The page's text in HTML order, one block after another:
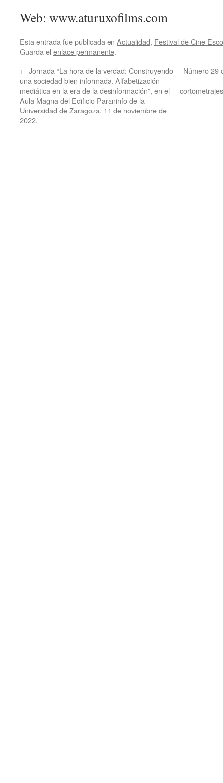
Web: www.aturuxofilms.com
Esta entrada fue publicada en Actualidad, Festival de Cine
Guarda el enlace permanente.
← Jornada “La hora de la verdad: Construyendo
una sociedad bien informada. Alfabetización
mediática en la era de la desinformación”, en el
Aula Magna del Edificio Paraninfo de la
Universidad de Zaragoza. 11 de noviembre de
2022.
Número 29